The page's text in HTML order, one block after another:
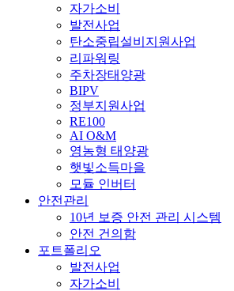
자가소비
발전사업
탄소중립설비지원사업
리파워링
주차장태양광
BIPV
정부지원사업
RE100
AI O&M
영농형 태양광
햇빛소득마을
모듈 인버터
안전관리
10년 보증 안전 관리 시스템
안전 건의함
포트폴리오
발전사업
자가소비